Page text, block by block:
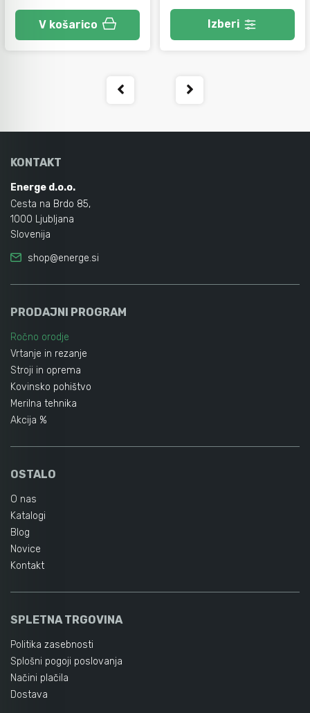
V košarico Izberi
KONTAKT
Energe d.o.o.
Cesta na Brdo 85,
1000 Ljubljana
Slovenija
shop@energe.si
PRODAJNI PROGRAM
Ročno orodje
Vrtanje in rezanje
Stroji in oprema
Kovinsko pohištvo
Merilna tehnika
Akcija %
OSTALO
O nas
Katalogi
Blog
Novice
Kontakt
SPLETNA TRGOVINA
Politika zasebnosti
Splošni pogoji poslovanja
Načini plačila
Dostava